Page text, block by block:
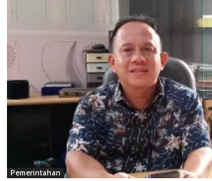
Pemerintahan